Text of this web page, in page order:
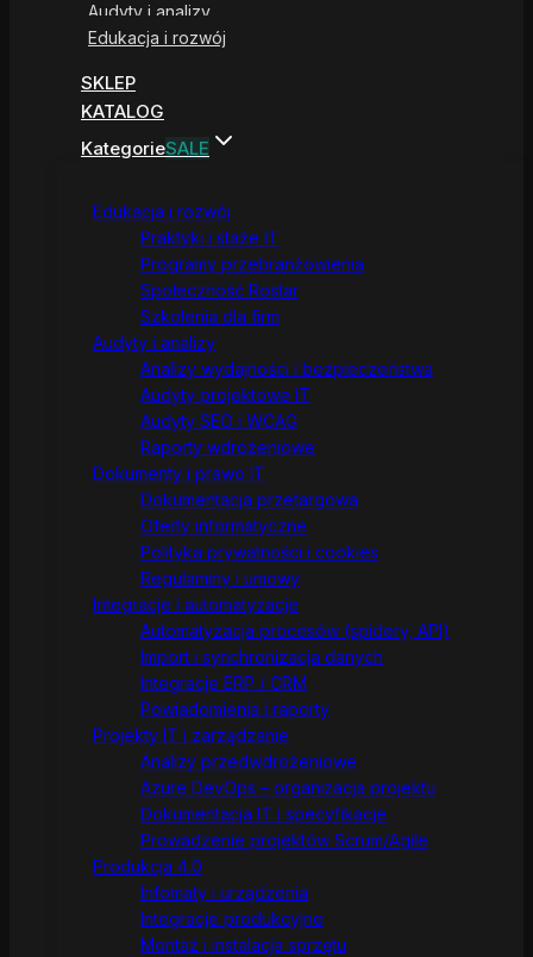
Audyty i analizy
Edukacja i rozwój
SKLEP
KATALOG
KategorieSALE
Edukacja i rozwój
Praktyki i staże IT
Programy przebranżowienia
Społeczność Rostar
Szkolenia dla firm
Audyty i analizy
Analizy wydajności i bezpieczeństwa
Audyty projektowe IT
Audyty SEO i WCAG
Raporty wdrożeniowe
Dokumenty i prawo IT
Dokumentacja przetargowa
Oferty informatyczne
Polityka prywatności i cookies
Regulaminy i umowy
Integracje i automatyzacje
Automatyzacja procesów (spidery, API)
Import i synchronizacja danych
Integracje ERP / CRM
Powiadomienia i raporty
Projekty IT i zarządzanie
Analizy przedwdrożeniowe
Azure DevOps – organizacja projektu
Dokumentacja IT i specyfikacje
Prowadzenie projektów Scrum/Agile
Produkcja 4.0
Infomaty i urządzenia
Integracje produkcyjne
Montaż i instalacja sprzętu